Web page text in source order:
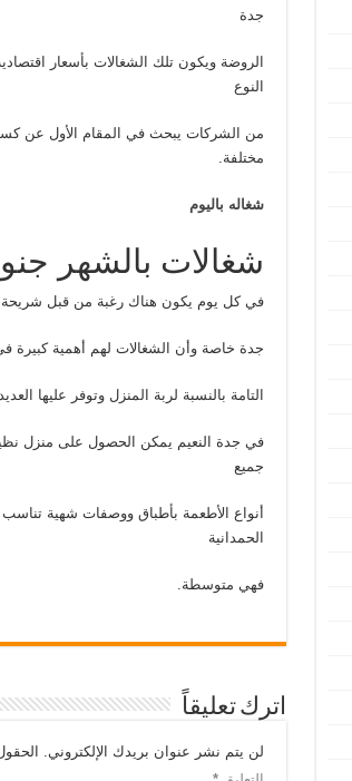
جدة
الروضة ويكون تلك الشغالات بأسعار
النوع
من الشركات يبحث في المقام الأول عن
مختلفة.
شغاله باليوم
شغالات بالشهر
في كل يوم يكون هناك رغبة من قبل
جدة خاصة وأن الشغالات لهم أهمية كبيرة
التامة بالنسبة لربة المنزل وتوفر عليها
في جدة النعيم يمكن الحصول على منزل
جميع
أنواع الأطعمة بأطباق ووصفات شهية تناسب
الحمدانية
فهي متوسطة.
اترك تعليقاً
لن يتم نشر عنوان بريدك الإلكتروني.